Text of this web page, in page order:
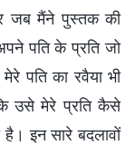
जब मैंने पुस्तक की
पति के प्रति जो
पति का रवैया भी
उसे मेरे प्रति कैसे
इन सारे बदलावों